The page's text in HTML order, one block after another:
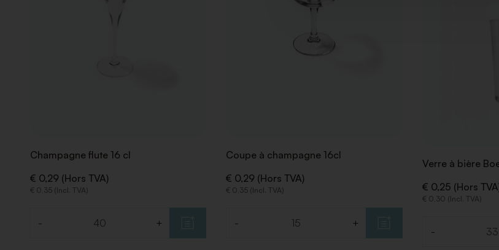
Champagne flute 16 cl
€ 0,29 (Hors TVA)
€ 0,35 (Incl. TVA)
- +
Coupe à champagne 16cl
€ 0,29 (Hors TVA)
€ 0,35 (Incl. TVA)
- +
Verre à bière
€ 0,25 (Hors
€ 0,30 (Incl. TVA)
-